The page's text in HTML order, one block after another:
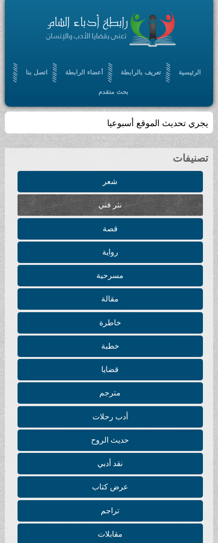
الرئيسية تعريف بالرابطة أعضاء الرابطة اتصل بنا
بحث متقدم
يجري تحديث الموقع أسبوعيا
تصنيفات
شعر
نثر فني
قصة
رواية
مسرحية
مقالة
خاطرة
خطبة
قضايا
مترجم
أدب رحلات
حديث الروح
نقد أدبي
عرض كتاب
تراجم
مقابلات